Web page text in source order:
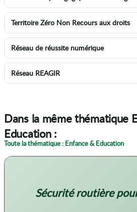
Territoire Zéro Non Recours aux droits
Réseau de réussite numérique
Réseau REAGIR
Dans la même thématique
Education :
Toute la thématique : Enfance & Education
Sécurité routière